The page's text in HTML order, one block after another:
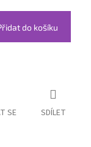
do košíku
SE SDÍLET